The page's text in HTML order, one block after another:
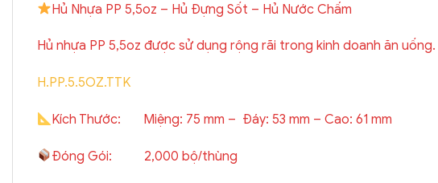
Hủ Nhựa PP 5,5oz – Hủ Đựng Sốt – Hủ Nước Chấm
Hủ nhựa PP 5,5oz được sử dụng rộng rãi trong kinh doanh ăn
H.PP.5.5OZ.TTK
Kích Thước: Miệng: 75 mm – Đáy: 53 mm – Cao: 61 mm
Đóng Gói: 2,000 bộ/thùng